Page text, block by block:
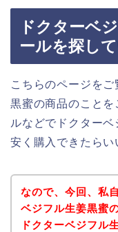
ドクターベ
ールを探し
こちらのページを
黒蜜の商品のこと
ルなどでドクター
安く購入できたらい
なので、今回、私
ベジフル生姜黒蜜
ドクターベジフル